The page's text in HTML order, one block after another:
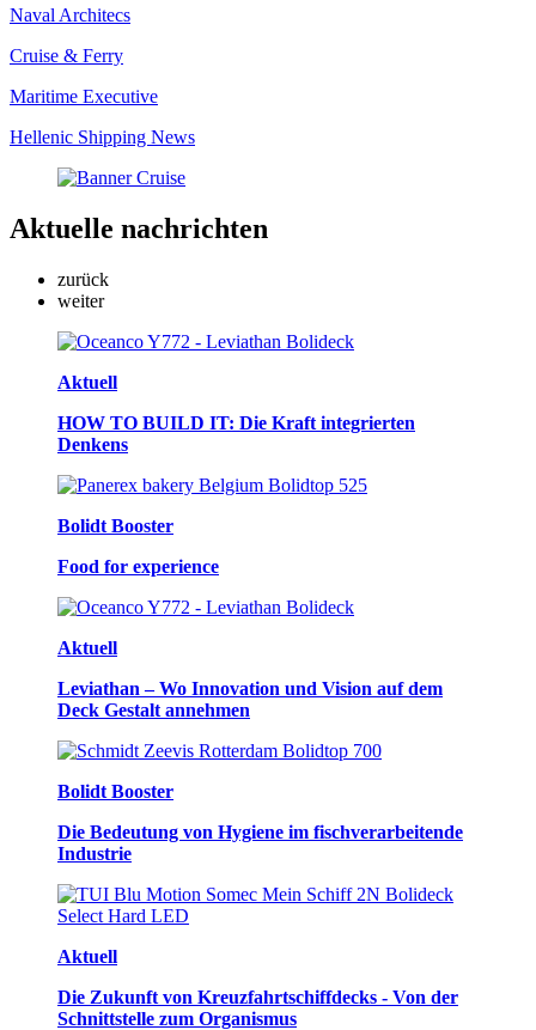
Naval Architecs
Cruise & Ferry
Maritime Executive
Hellenic Shipping News
Aktuelle nachrichten
zurück
weiter
Aktuell
HOW TO BUILD IT: Die Kraft integrierten
Denkens
Bolidt Booster
Food for experience
Aktuell
Leviathan – Wo Innovation und Vision auf dem
Deck Gestalt annehmen
Bolidt Booster
Die Bedeutung von Hygiene im fischverarbeitende
Industrie
Aktuell
Die Zukunft von Kreuzfahrtschiffdecks - Von der
Schnittstelle zum Organismus